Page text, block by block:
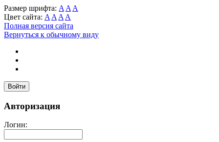
Размер шрифта: A A A
Цвет сайта: A A A A
Полная версия сайта
Вернуться к обычному виду
Войти
Авторизация
Логин: